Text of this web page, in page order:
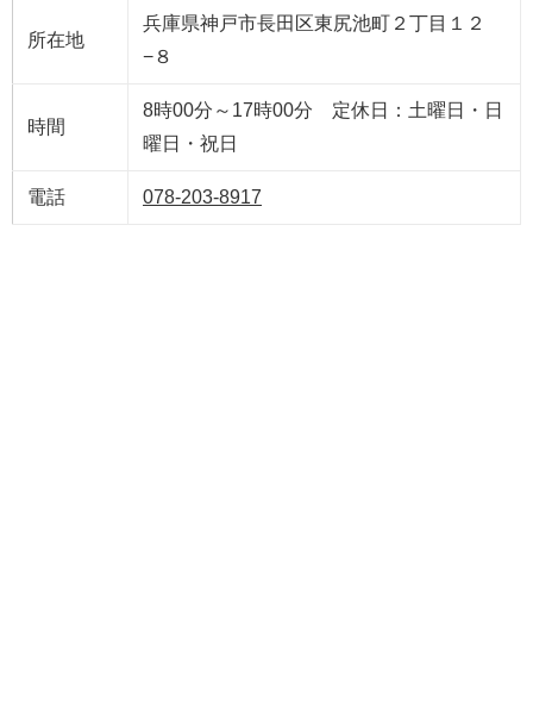
所在地
兵庫県神戸市長田区東尻池町２丁目１２
−８
時間
8時00分～17時00分 定休日：土曜日・日
曜日・祝日
電話 078-203-8917